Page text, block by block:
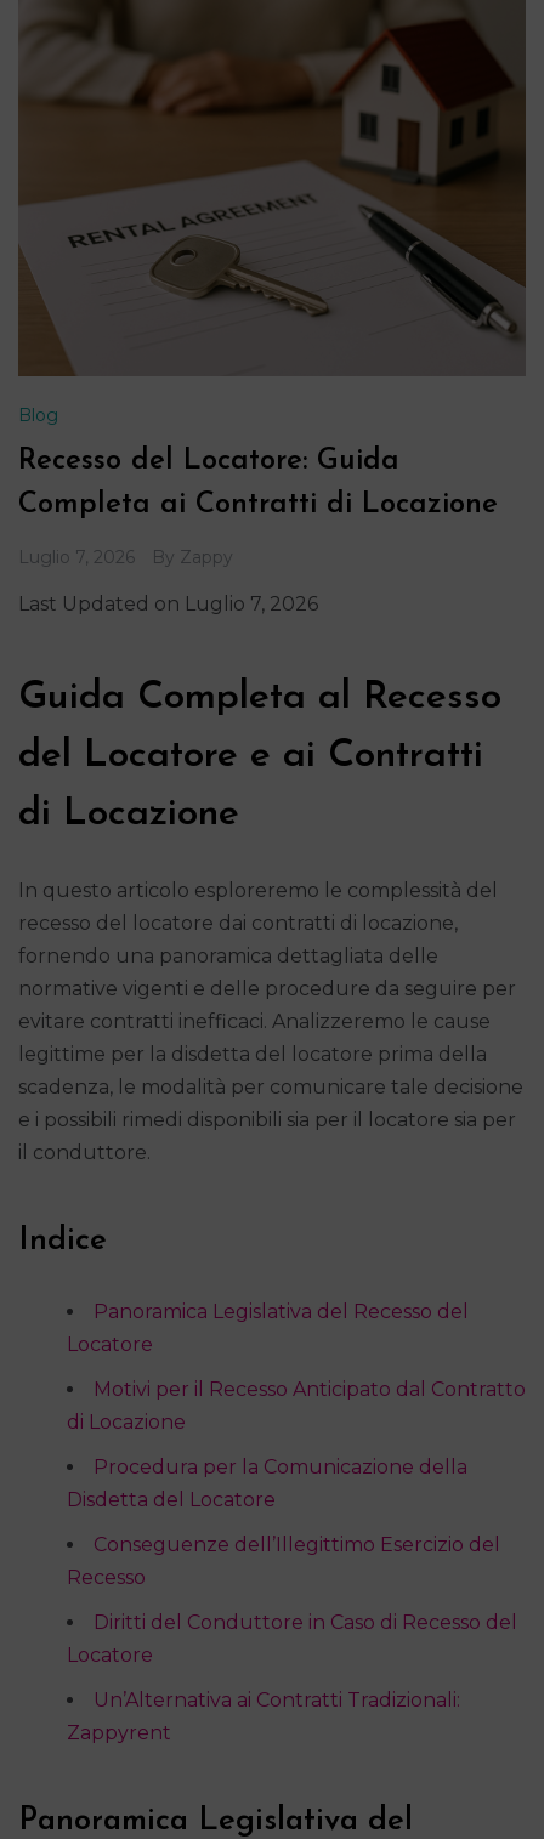
Blog
Recesso del Locatore: Guida
Completa ai Contratti di Locazione
Luglio 7, 2026 By Zappy
Last Updated on Luglio 7, 2026
Guida Completa al Recesso
del Locatore e ai Contratti
di Locazione
In questo articolo esploreremo le complessità del
recesso del locatore dai contratti di locazione,
fornendo una panoramica dettagliata delle
normative vigenti e delle procedure da seguire per
evitare contratti inefficaci. Analizzeremo le cause
legittime per la disdetta del locatore prima della
scadenza, le modalità per comunicare tale decisione
e i possibili rimedi disponibili sia per il locatore sia per
il conduttore.
Indice
Panoramica Legislativa del Recesso del
Locatore
Motivi per il Recesso Anticipato dal Contratto
di Locazione
Procedura per la Comunicazione della
Disdetta del Locatore
Conseguenze dell’Illegittimo Esercizio del
Recesso
Diritti del Conduttore in Caso di Recesso del
Locatore
Un’Alternativa ai Contratti Tradizionali:
Zappyrent
Panoramica Legislativa del